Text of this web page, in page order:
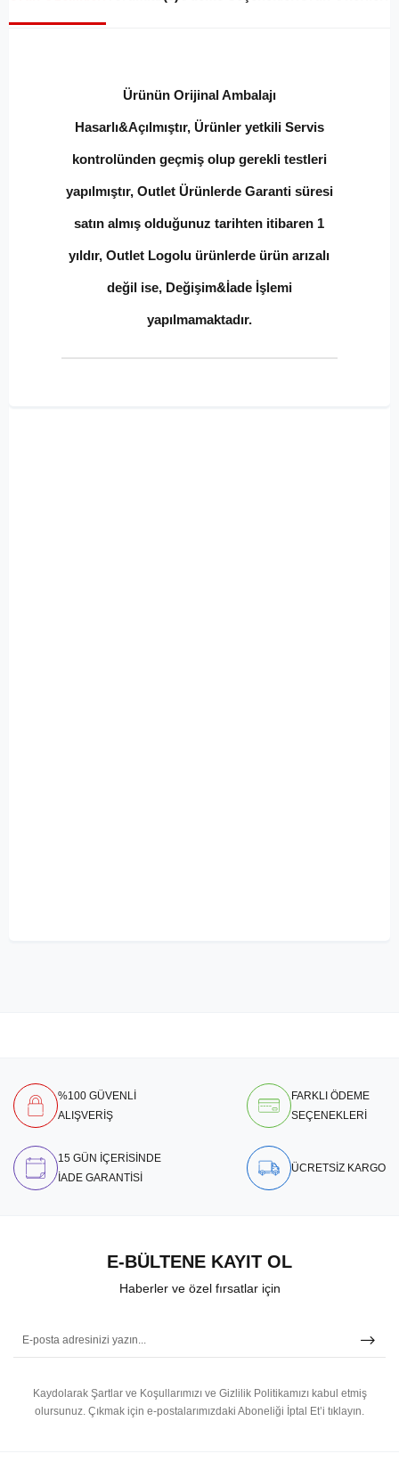
Ürünün Orijinal Ambalajı
Hasarlı&Açılmıştır, Ürünler yetkili Servis
kontrolünden geçmiş olup gerekli testleri
yapılmıştır, Outlet Ürünlerde Garanti süresi
satın almış olduğunuz tarihten itibaren 1
yıldır, Outlet Logolu ürünlerde ürün arızalı
değil ise, Değişim&İade İşlemi
yapılmamaktadır.
%100 GÜVENLİ
ALIŞVERİŞ
FARKLI ÖDEME
SEÇENEKLERİ
15 GÜN İÇERİSİNDE
İADE GARANTİSİ
ÜCRETSİZ KARGO
E-BÜLTENE KAYIT OL
Haberler ve özel fırsatlar için
Kaydolarak Şartlar ve Koşullarımızı ve Gizlilik Politikamızı kabul etmiş
olursunuz. Çıkmak için e-postalarımızdaki Aboneliği İptal Et’i tıklayın.